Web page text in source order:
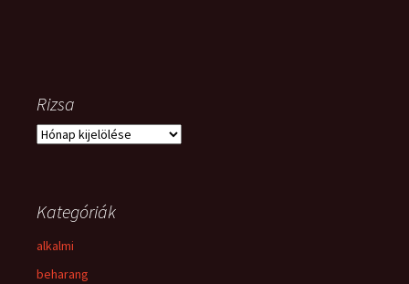
Rizsa
Rizsa
Kategóriák
alkalmi
beharang